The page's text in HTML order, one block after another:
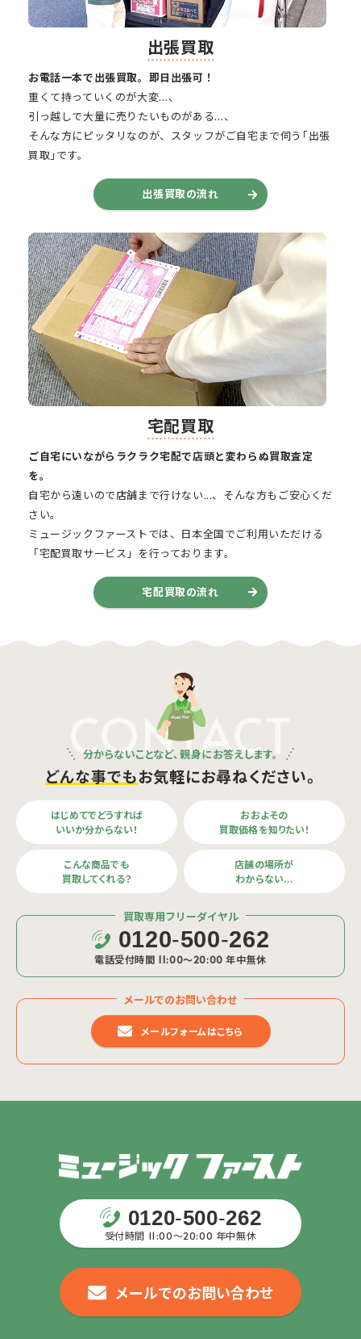
出張買取
お電話一本で出張買取。即日出張可！
重くて持っていくのが大変…、
引っ越しで大量に売りたいものがある…、
そんな方にピッタリなのが、スタッフがご自宅まで伺う｢出張
買取｣です。
出張買取の流れ
宅配買取
ご自宅にいながらラクラク宅配で店頭と変わらぬ買取査定
を。
自宅から遠いので店舗まで行けない...、そんな方もご安心くだ
さい。
ミュージックファーストでは、日本全国でご利用いただける
「宅配買取サービス」を行っております。
宅配買取の流れ
CONTACT
分からないことなど、親身にお答えします。
どんな事でもお気軽にお尋ねください。
はじめてでどうすれば
いいか分からない！
おおよその
買取価格を知りたい！
こんな商品でも
買取してくれる？
店舗の場所が
わからない…
買取専用フリーダイヤル
0120-500-262
電話受付時間 11:00〜20:00 年中無休
メールでのお問い合わせ
メールフォームはこちら
0120-500-262
受付時間 11:00〜20:00 年中無休
メールでのお問い合わせ